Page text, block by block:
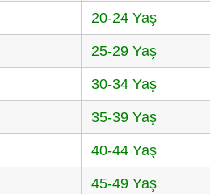
20-24 Yaş
25-29 Yaş
30-34 Yaş
35-39 Yaş
40-44 Yaş
45-49 Yaş